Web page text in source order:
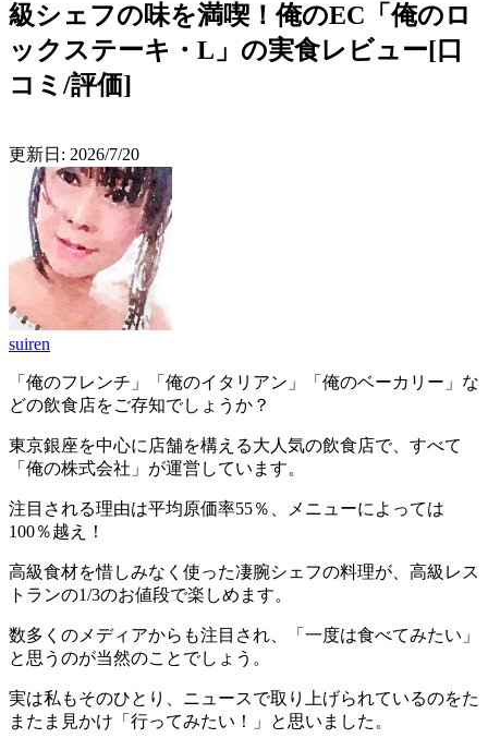
級シェフの味を満喫！俺のEC「俺のロ
ックステーキ・L」の実食レビュー[口
コミ/評価]
更新日: 2026/7/20
suiren
「俺のフレンチ」「俺のイタリアン」「俺のベーカリー」な
どの飲食店をご存知でしょうか？
東京銀座を中心に店舗を構える大人気の飲食店で、すべて
「俺の株式会社」が運営しています。
注目される理由は平均原価率55％、メニューによっては
100％越え！
高級食材を惜しみなく使った凄腕シェフの料理が、高級レス
トランの1/3のお値段で楽しめます。
数多くのメディアからも注目され、「一度は食べてみたい」
と思うのが当然のことでしょう。
実は私もそのひとり、ニュースで取り上げられているのをた
またま見かけ「行ってみたい！」と思いました。